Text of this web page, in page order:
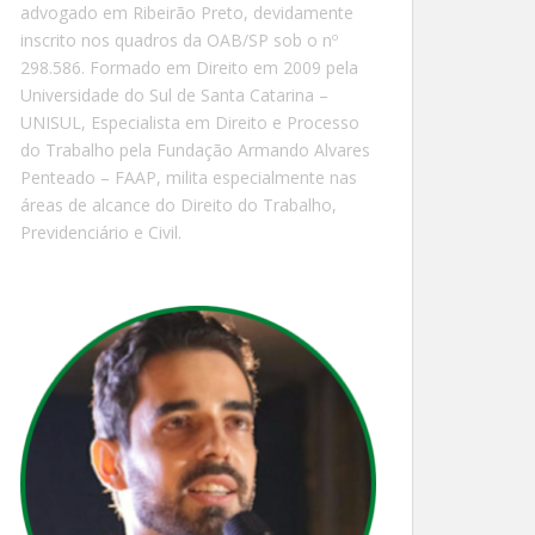
advogado em Ribeirão Preto, devidamente
inscrito nos quadros da OAB/SP sob o nº
298.586. Formado em Direito em 2009 pela
Universidade do Sul de Santa Catarina –
UNISUL, Especialista em Direito e Processo
do Trabalho pela Fundação Armando Alvares
Penteado – FAAP, milita especialmente nas
áreas de alcance do Direito do Trabalho,
Previdenciário e Civil.